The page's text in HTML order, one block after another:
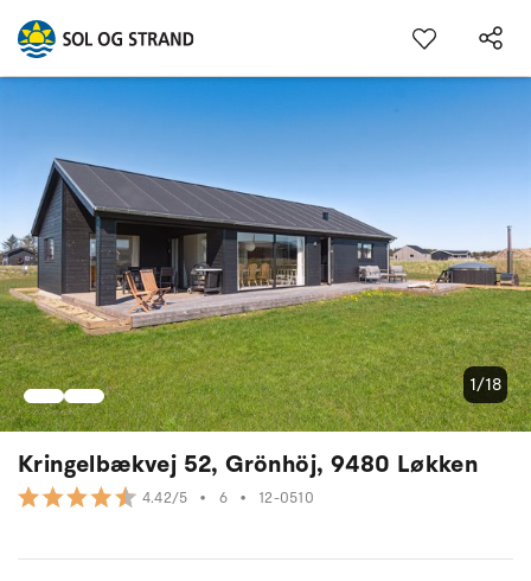
Kringelbækvej 52, Grönhöj, 9480 Løkken
4.42/5 • 6 • 12-0510
1/18